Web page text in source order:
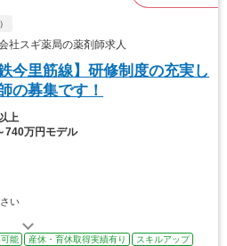
社スギ薬局の薬剤師求人
今里筋線】研修制度の充実し
の募集です！
上
740万円モデル
い
能 産休・育休取得実績有り
スキルアップ